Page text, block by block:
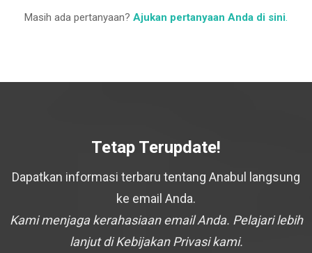
Masih ada pertanyaan? Ajukan pertanyaan Anda di sini.
Tetap Terupdate!
Dapatkan informasi terbaru tentang Anabul langsung
ke email Anda.
Kami menjaga kerahasiaan email Anda. Pelajari lebih
lanjut di Kebijakan Privasi kami.